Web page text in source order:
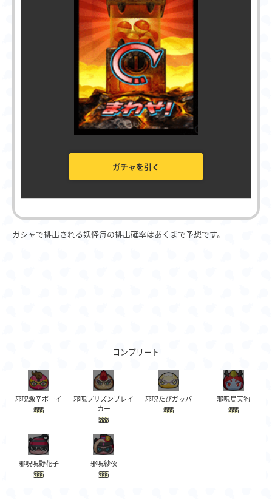
ガチャを引く
ガシャで排出される妖怪毎の排出確率はあくまで予想です。
コンプリート
邪呪激辛ボーイ
SSS
邪呪プリズンブレイ
カー
SSS
邪呪たびガッパ
SSS
邪呪烏天狗
SSS
邪呪呪野花子
SSS
邪呪紗夜
SSS